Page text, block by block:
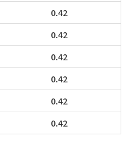
0.42
0.42
0.42
0.42
0.42
0.42